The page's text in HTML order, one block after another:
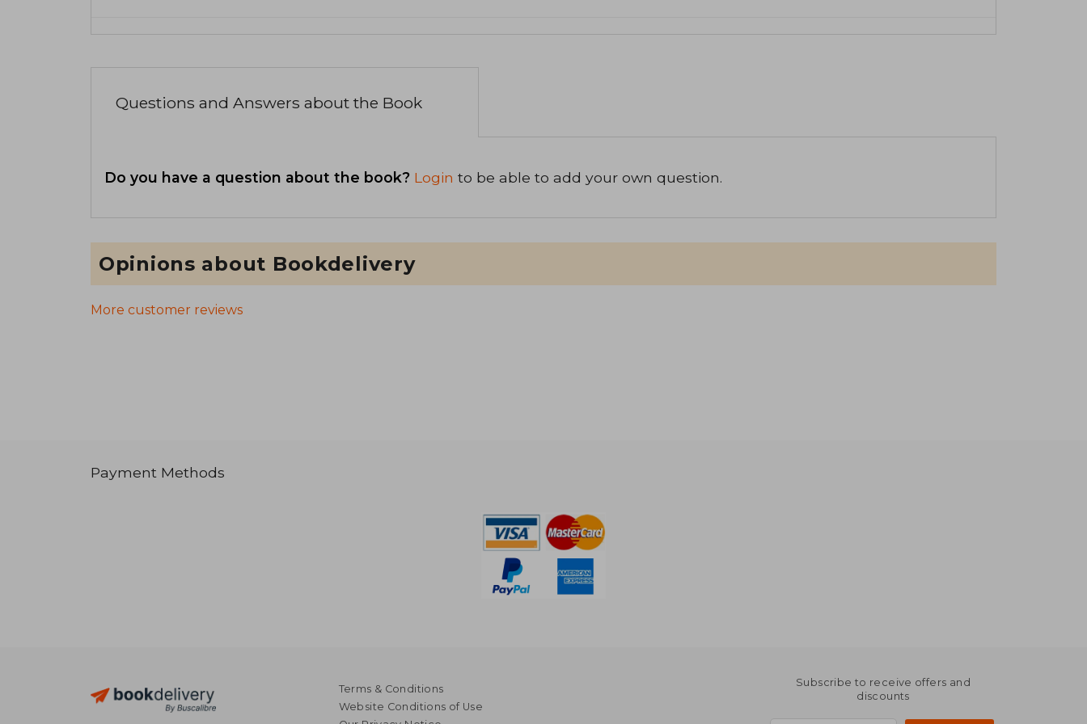
Questions and Answers about the Book
Do you have a question about the book? Login to be able to add your own question.
Opinions about Bookdelivery
More customer reviews
Payment Methods
Terms & Conditions
Website Conditions of Use
Subscribe to receive offers and
discounts